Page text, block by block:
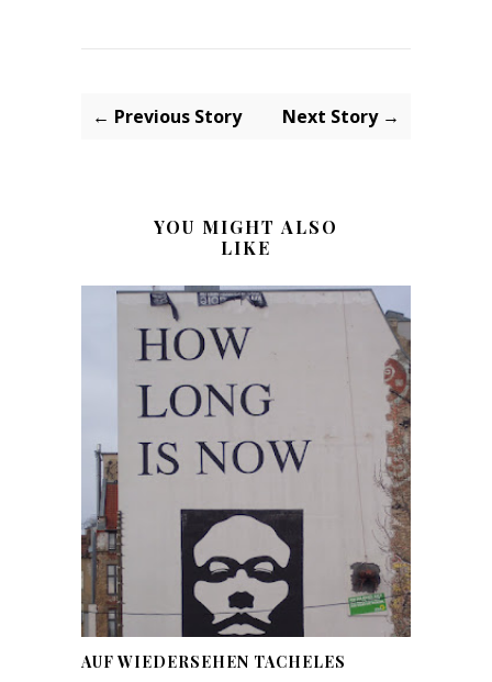
← Previous Story Next Story →
YOU MIGHT ALSO
LIKE
AUF WIEDERSEHEN TACHELES